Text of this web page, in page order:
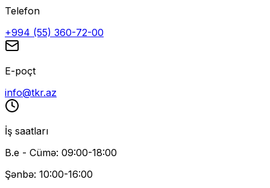
Telefon
+994 (55) 360-72-00
E-poçt
info@tkr.az
İş saatları
B.e - Cümə: 09:00-18:00
Şənbə: 10:00-16:00